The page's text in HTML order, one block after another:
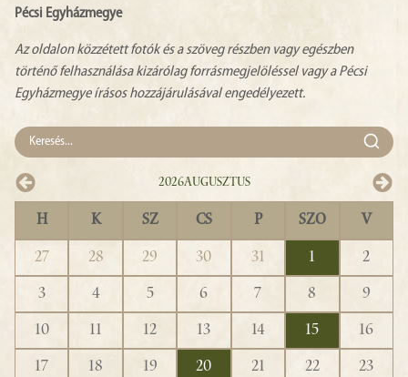
Pécsi Egyházmegye
Az oldalon közzétett fotók és a szöveg részben vagy egészben
történő felhasználása kizárólag forrásmegjelöléssel vagy a Pécsi
Egyházmegye írásos hozzájárulásával engedélyezett.
2026Augusztus
H K SZ CS P SZO V
27 28 29 30 31 1
2
3
4 5 6 7 8
9
10
11 12 13 14 15
16
17
18 19 20 21 22
23